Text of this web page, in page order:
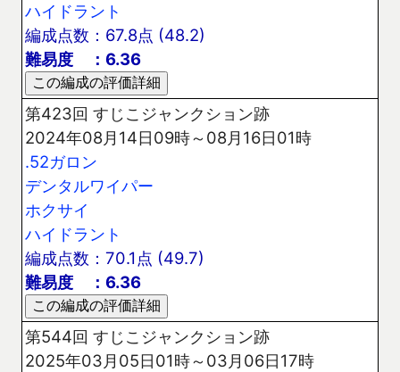
ハイドラント
編成点数：67.8点 (48.2)
難易度 ：6.36
第423回 すじこジャンクション跡
2024年08月14日09時～08月16日01時
.52ガロン
デンタルワイパー
ホクサイ
ハイドラント
編成点数：70.1点 (49.7)
難易度 ：6.36
第544回 すじこジャンクション跡
2025年03月05日01時～03月06日17時